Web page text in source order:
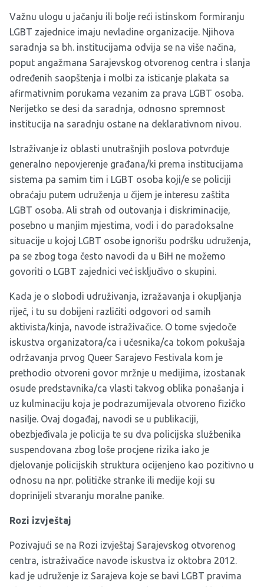
Važnu ulogu u jačanju ili bolje reći istinskom formiranju
LGBT zajednice imaju nevladine organizacije. Njihova
saradnja sa bh. institucijama odvija se na više načina,
poput angažmana Sarajevskog otvorenog centra i slanja
određenih saopštenja i molbi za isticanje plakata sa
afirmativnim porukama vezanim za prava LGBT osoba.
Nerijetko se desi da saradnja, odnosno spremnost
institucija na saradnju ostane na deklarativnom nivou.
Istraživanje iz oblasti unutrašnjih poslova potvrđuje
generalno nepovjerenje građana/ki prema institucijama
sistema pa samim tim i LGBT osoba koji/e se policiji
obraćaju putem udruženja u čijem je interesu zaštita
LGBT osoba. Ali strah od outovanja i diskriminacije,
posebno u manjim mjestima, vodi i do paradoksalne
situacije u kojoj LGBT osobe ignorišu podršku udruženja,
pa se zbog toga često navodi da u BiH ne možemo
govoriti o LGBT zajednici već isključivo o skupini.
Kada je o slobodi udruživanja, izražavanja i okupljanja
riječ, i tu su dobijeni različiti odgovori od samih
aktivista/kinja, navode istraživačice. O tome svjedoče
iskustva organizatora/ca i učesnika/ca tokom pokušaja
održavanja prvog Queer Sarajevo Festivala kom je
prethodio otvoreni govor mržnje u medijima, izostanak
osude predstavnika/ca vlasti takvog oblika ponašanja i
uz kulminaciju koja je podrazumijevala otvoreno fizičko
nasilje. Ovaj događaj, navodi se u publikaciji,
obezbjeđivala je policija te su dva policijska službenika
suspendovana zbog loše procjene rizika iako je
djelovanje policijskih struktura ocijenjeno kao pozitivno u
odnosu na npr. političke stranke ili medije koji su
doprinijeli stvaranju moralne panike.
Rozi izvještaj
Pozivajući se na Rozi izvještaj Sarajevskog otvorenog
centra, istraživačice navode iskustva iz oktobra 2012.
kad je udruženje iz Sarajeva koje se bavi LGBT pravima